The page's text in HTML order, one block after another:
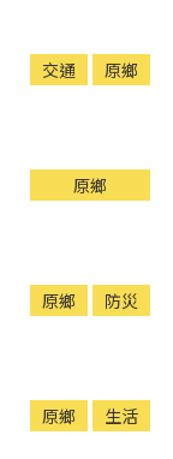
交通 原鄉
原鄉
原鄉 防災
原鄉 生活